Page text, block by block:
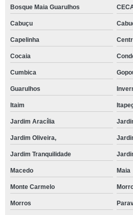
Bosque Maia Guarulhos
Cabuçu
Capelinha
Cocaia
Cumbica
Guarulhos
Itaim
Jardim Aracília
Jardim Oliveira,
Jardim Tranquilidade
Macedo Maia
Monte Carmelo
Morros